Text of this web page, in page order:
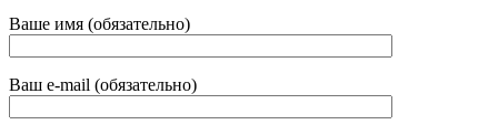
Ваше имя (обязательно)
Ваш e-mail (обязательно)